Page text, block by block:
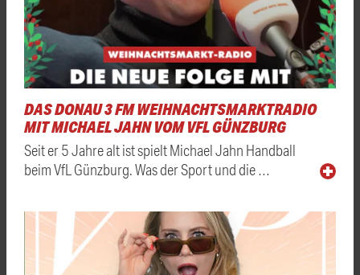
DAS DONAU 3 FM WEIHNACHTSMARKTRADIO
MIT MICHAEL JAHN VOM VFL GÜNZBURG
Seit er 5 Jahre alt ist spielt Michael Jahn Handball
beim VfL Günzburg. Was der Sport und die …